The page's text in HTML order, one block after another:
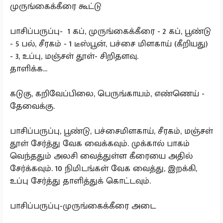
முருங்கைக்கீரை கூட்டு
பாசிப்பருப்பு- 1 கப், முருங்கைக்கீரை - 2 கப், பூண்டு
- 5 பல், சீரகம் - 1 டீஸ்பூன், பச்சை மிளகாய் (கீறியது)
- 3, உப்பு, மஞ்சள் தூள்- சிறிதளவு.
தாளிக்க...
கடுகு, கறிவேப்பிலை, பெருங்காயம், எண்ணெய் -
தேவைக்கு.
பாசிப்பருப்பு, பூண்டு, பச்சைமிளகாய், சீரகம், மஞ்சள்
தூள் சேர்த்து வேக வைக்கவும். முக்கால் பாகம்
வெந்ததும் அலசி வைத்துள்ள கீரையை அதில்
சேர்க்கவும். 10 நிமிடங்கள் வேக வைத்து, இறக்கி,
உப்பு சேர்த்து தாளித்துக் கொட்டவும்.
பாசிப்பருப்பு-முருங்கைக்கீரை அடை